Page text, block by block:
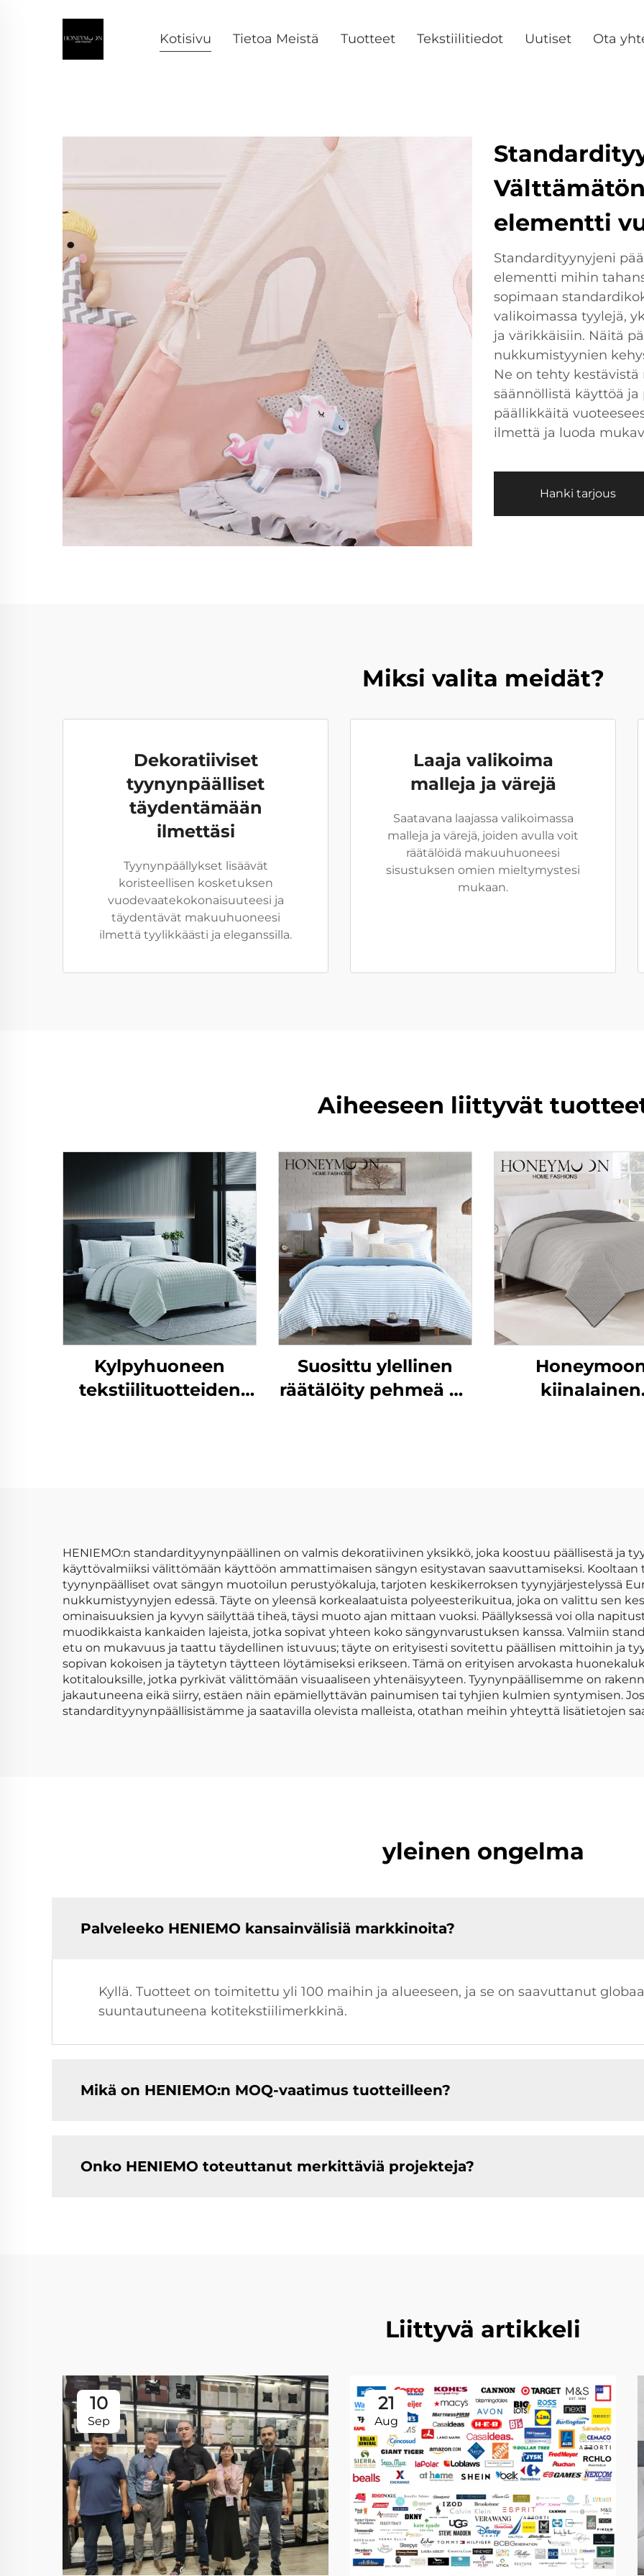
Kotisivu Tietoa Meistä Tuotteet Tekstiilitiedot Uutiset Ota
elementti
Standardityynyjeni
elementti mihin
sopimaan
valikoimassa tyylejä,
ja värikkäisiin. Näitä
nukkumistyynien
Ne on tehty
säännöllistä käyttöä
päällikkäitä
ilmettä ja luoda
Hanki tarjous
Miksi valita meidät?
Dekoratiiviset
tyynynpäälliset
täydentämään
ilmettäsi
Tyynynpäällykset lisäävät
koristeellisen kosketuksen
vuodevaatekokonaisuuteesi ja
täydentävät makuuhuoneesi
ilmettä tyylikkäästi ja eleganssilla.
Laaja valikoima
malleja ja värejä
Saatavana laajassa valikoimassa
malleja ja värejä, joiden avulla voit
räätälöidä makuuhuoneesi
sisustuksen omien mieltymystesi
mukaan.
Aiheeseen liittyvät
Kylpyhuoneen
tekstiilituotteiden
Suosittu ylellinen
räätälöity pehmeä 90
kiinalainen
HENIEMO:n standardityynynpäällinen on valmis dekoratiivinen yksikkö, joka koostuu päällisestä ja
käyttövalmiiksi välittömään käyttöön ammattimaisen sängyn esitystavan saavuttamiseksi. Kooltaan
tyynynpäälliset ovat sängyn muotoilun perustyökaluja, tarjoten keskikerroksen tyynyjärjestelyssä
nukkumistyynyjen edessä. Täyte on yleensä korkealaatuista polyeesterikuitua, joka on valittu sen
ominaisuuksien ja kyvyn säilyttää tiheä, täysi muoto ajan mittaan vuoksi. Päällyksessä voi olla
muodikkaista kankaiden lajeista, jotka sopivat yhteen koko sängynvarustuksen kanssa. Valmiin
etu on mukavuus ja taattu täydellinen istuvuus; täyte on erityisesti sovitettu päällisen mittoihin ja
sopivan kokoisen ja täytetyn täytteen löytämiseksi erikseen. Tämä on erityisen arvokasta
kotitalouksille, jotka pyrkivät välittömään visuaaliseen yhtenäisyyteen. Tyynynpäällisemme on
jakautuneena eikä siirry, estäen näin epämiellyttävän painumisen tai tyhjien kulmien syntymisen.
standardityynynpäällisistämme ja saatavilla olevista malleista, otathan meihin yhteyttä lisätietojen
yleinen ongelma
Palveleeko HENIEMO kansainvälisiä markkinoita?
Kyllä. Tuotteet on toimitettu yli 100 maihin ja alueeseen, ja se on saavuttanut
suuntautuneena kotitekstiilimerkkinä.
Mikä on HENIEMO:n MOQ-vaatimus tuotteilleen?
Onko HENIEMO toteuttanut merkittäviä projekteja?
Liittyvä artikkeli
10
Sep
21
Aug